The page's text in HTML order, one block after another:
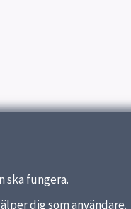
ska fungera.
dig som användare.